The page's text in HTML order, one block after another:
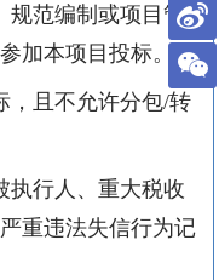
规范编制或项目管
加本项目投标。
，且不允许分包/转
执行人、重大税收
重违法失信行为记